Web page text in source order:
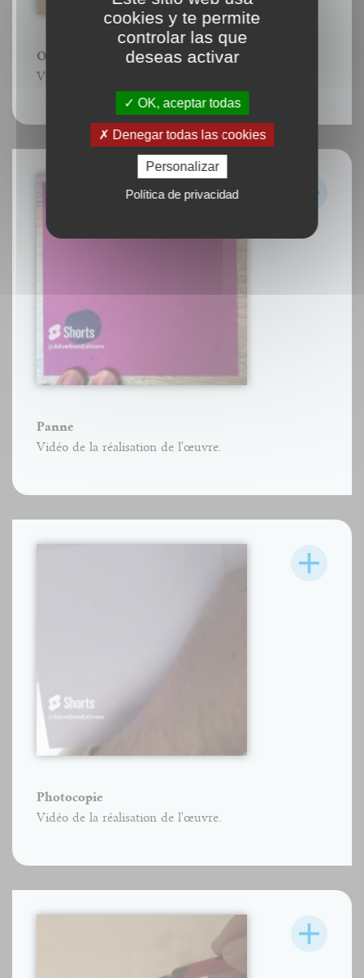
Oignon
Vidéo de la réalisation de l'œuvre.
Panne
Vidéo de la réalisation de l'œuvre.
Photocopie
Vidéo de la réalisation de l'œuvre.
cookies y te permite
controlar las que
deseas activar
OK, aceptar todas
Denegar todas las cookies
Personalizar
Política de privacidad